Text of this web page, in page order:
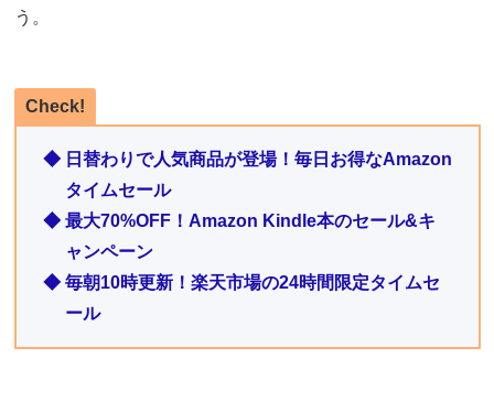
う。
Check!
◆ 日替わりで人気商品が登場！毎日お得なAmazon
タイムセール
◆ 最大70%OFF！Amazon Kindle本のセール&キ
ャンペーン
◆ 毎朝10時更新！楽天市場の24時間限定タイムセ
ール